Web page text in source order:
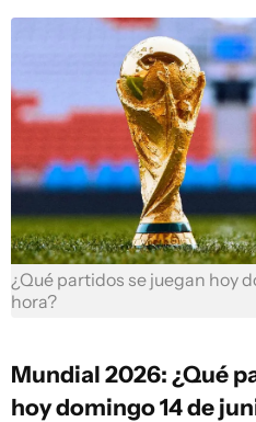
¿Qué partidos se juegan hoy
hora?
Mundial 2026: ¿Qué
hoy domingo 14 de